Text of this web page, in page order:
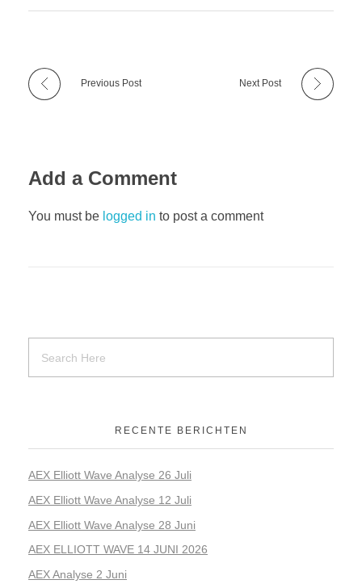
Previous Post Next Post
Add a Comment
You must be logged in to post a comment
RECENTE BERICHTEN
AEX Elliott Wave Analyse 26 Juli
AEX Elliott Wave Analyse 12 Juli
AEX Elliott Wave Analyse 28 Juni
AEX ELLIOTT WAVE 14 JUNI 2026
AEX Analyse 2 Juni